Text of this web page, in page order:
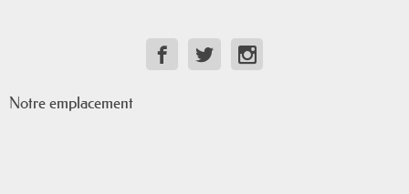
Notre emplacement